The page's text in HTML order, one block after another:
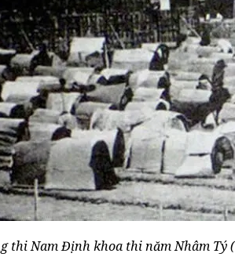
thi Nam Định khoa thi năm Nhâm Tý